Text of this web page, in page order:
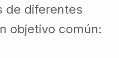
de diferentes
objetivo común: